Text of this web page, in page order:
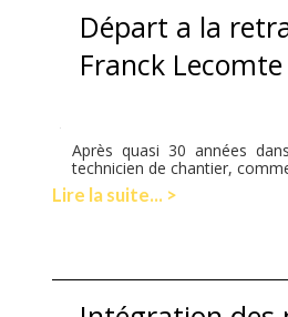
Départ a la
Franck Lecomte
Après quasi 30 années
technicien de chantier,
Lire la suite... >